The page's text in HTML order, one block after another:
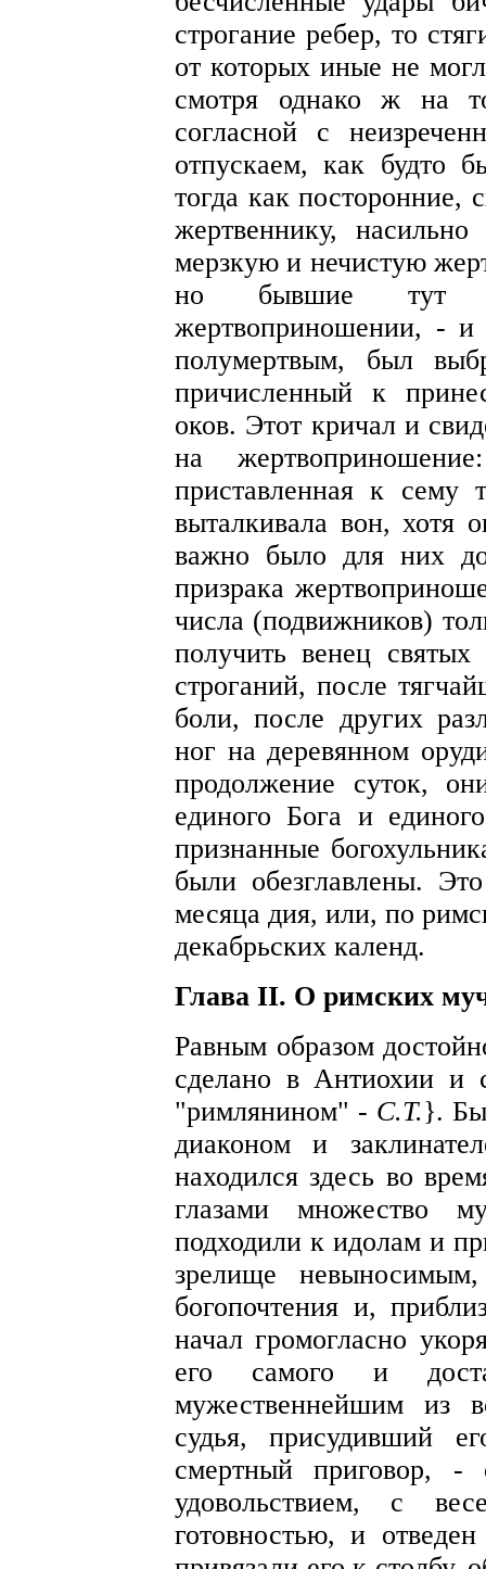
строгание ребер, то
от которых иные не
смотря однако ж на
согласной с
отпускаем, как будто
тогда как посторонние,
жертвеннику,
мерзкую и нечистую
но бывшие тут
жертвоприношении, - и
полумертвым, был
причисленный к
оков. Этот кричал и
на
приставленная к сему
выталкивала вон, хотя
важно было для них
призрака
числа (подвижников)
получить венец
строганий, после
боли, после других
ног на деревянном
продолжение суток,
единого Бога и
признанные
были обезглавлены.
месяца дия, или, по
декабрьских календ.
Глава II. О римских
Равным образом
сделано в Антиохии и
"римлянином" - С.Т.}.
диаконом и
находился здесь во
глазами множество
подходили к идолам и
зрелище
богопочтения и,
начал громогласно
его самого и
мужественнейшим из
судья, присудивший
смертный приговор, -
удовольствием, с
готовностью, и